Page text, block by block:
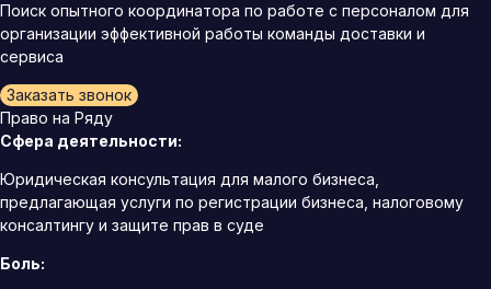
Поиск опытного координатора по работе с персоналом для
организации эффективной работы команды доставки и
сервиса
Заказать звонок
Право на Ряду
Сфера деятельности:
Юридическая консультация для малого бизнеса,
предлагающая услуги по регистрации бизнеса, налоговому
консалтингу и защите прав в суде
Боль: